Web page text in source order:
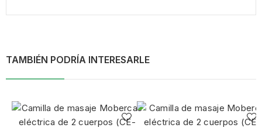
TAMBIÉN PODRÍA INTERESARLE